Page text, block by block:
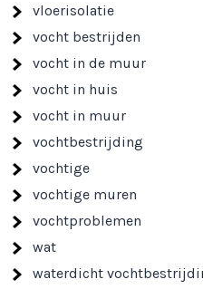
vloerisolatie
vocht bestrijden
vocht in de muur
vocht in huis
vocht in muur
vochtbestrijding
vochtige
vochtige muren
vochtproblemen
wat
waterdicht